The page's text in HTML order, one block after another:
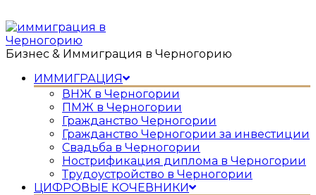
Бизнес & Иммиграция в Черногорию
ИММИГРАЦИЯ
ВНЖ в Черногории
ПМЖ в Черногории
Гражданство Черногории
Гражданство Черногории за инвестиции
Свадьба в Черногории
Нострификация диплома в Черногории
Трудоустройство в Черногории
ЦИФРОВЫЕ КОЧЕВНИКИ